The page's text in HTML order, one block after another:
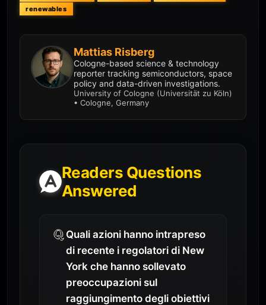
renewables
Mattias Risberg
Cologne-based science & technology
reporter tracking semiconductors, space
policy and data-driven investigations.
University of Cologne (Universität zu Köln)
• Cologne, Germany
Readers Questions
Answered
Quali azioni hanno intrapreso
di recente i regolatori di New
York che hanno sollevato
preoccupazioni sul
raggiungimento degli obiettivi